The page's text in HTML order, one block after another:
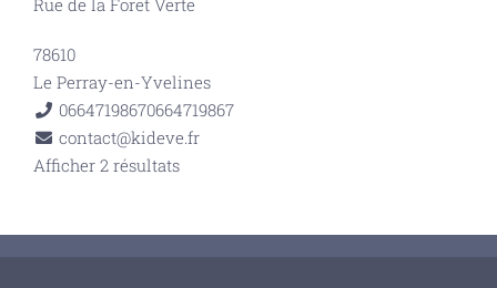
Rue de la Foret Verte
78610
Le Perray-en-Yvelines
06647198670664719867
contact@kideve.fr
Afficher 2 résultats